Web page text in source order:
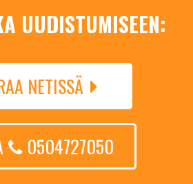
UUDISTUMISEEN:
NETISSÄ
0504727050